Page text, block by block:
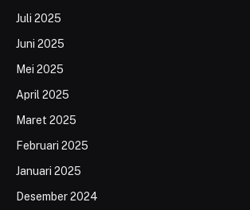
Juli 2025
Juni 2025
Mei 2025
April 2025
Maret 2025
Februari 2025
Januari 2025
Desember 2024